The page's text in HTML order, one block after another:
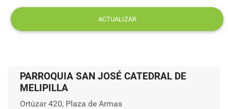
ACTUALIZAR
PARROQUIA SAN JOSÉ CATEDRAL DE
MELIPILLA
Ortúzar 420, Plaza de Armas